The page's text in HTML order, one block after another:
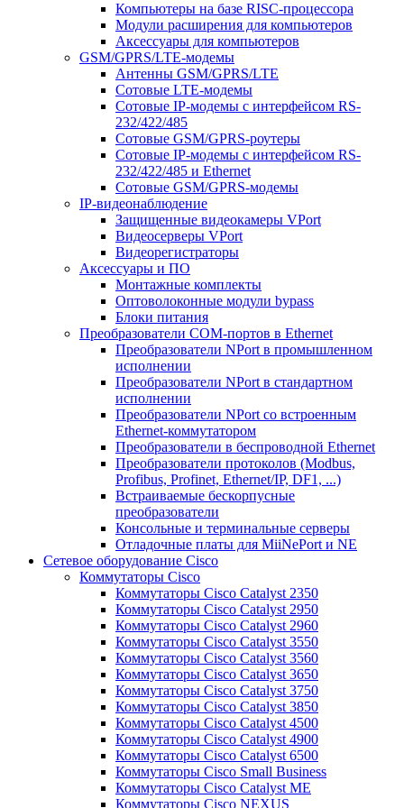
Компьютеры на базе RISC-процессора
Модули расширения для компьютеров
Аксессуары для компьютеров
GSM/GPRS/LTE-модемы
Антенны GSM/GPRS/LTE
Сотовые LTE-модемы
Сотовые IP-модемы с интерфейсом RS-
232/422/485
Сотовые GSM/GPRS-роутеры
Сотовые IP-модемы с интерфейсом RS-
232/422/485 и Ethernet
Сотовые GSM/GPRS-модемы
IP-видеонаблюдение
Защищенные видеокамеры VPort
Видеосерверы VPort
Видеорегистраторы
Аксессуары и ПО
Монтажные комплекты
Оптоволоконные модули bypass
Блоки питания
Преобразователи COM-портов в Ethernet
Преобразователи NPort в промышленном
исполнении
Преобразователи NPort в стандартном
исполнении
Преобразователи NPort со встроенным
Ethernet-коммутатором
Преобразователи в беспроводной Ethernet
Преобразователи протоколов (Modbus,
Profibus, Profinet, Ethernet/IP, DF1, ...)
Встраиваемые бескорпусные
преобразователи
Консольные и терминальные серверы
Отладочные платы для MiiNePort и NE
Сетевое оборудование Cisco
Коммутаторы Cisco
Коммутаторы Cisco Catalyst 2350
Коммутаторы Cisco Catalyst 2950
Коммутаторы Cisco Catalyst 2960
Коммутаторы Cisco Catalyst 3550
Коммутаторы Cisco Catalyst 3560
Коммутаторы Cisco Catalyst 3650
Коммутаторы Cisco Catalyst 3750
Коммутаторы Cisco Catalyst 3850
Коммутаторы Cisco Catalyst 4500
Коммутаторы Cisco Catalyst 4900
Коммутаторы Cisco Catalyst 6500
Коммутаторы Cisco Small Business
Коммутаторы Cisco Catalyst ME
Коммутаторы Cisco NEXUS